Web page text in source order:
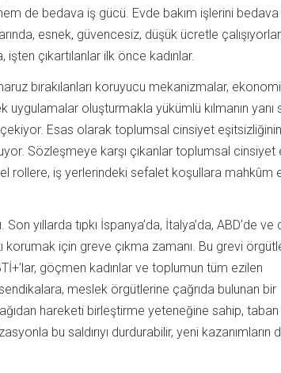
de bedava iş gücü. Evde bakım işlerini
esnek, güvencesiz, düşük ücretle
işten çıkartılanlar ilk önce kadınlar.
bırakılanları koruyucu mekanizmalar,
oluşturmakla yükümlü kılmanın yanı
Esas olarak toplumsal cinsiyet eşitsizliğinin
Sözleşmeye karşı çıkanlar toplumsal cinsiyet
rollere, iş yerlerindeki sefalet koşullara mahkûm
yıllarda tıpkı İspanya’da, İtalya’da, ABD’de ve
korumak için greve çıkma zamanı. Bu grevi
göçmen kadınlar ve toplumun tüm ezilen
meslek örgütlerine çağrıda bulunan bir
hareketi birleştirme yeteneğine sahip, taban
bu saldırıyı durdurabilir, yeni kazanımların